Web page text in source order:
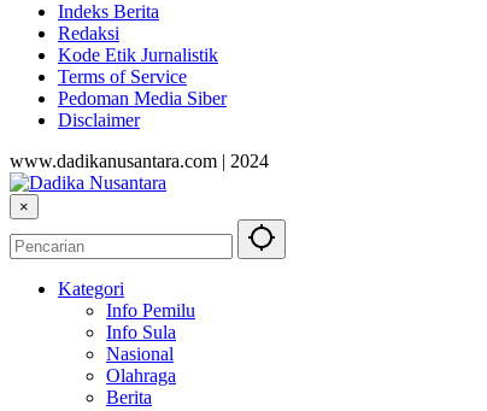
Indeks Berita
Redaksi
Kode Etik Jurnalistik
Terms of Service
Pedoman Media Siber
Disclaimer
www.dadikanusantara.com | 2024
×
Kategori
Info Pemilu
Info Sula
Nasional
Olahraga
Berita